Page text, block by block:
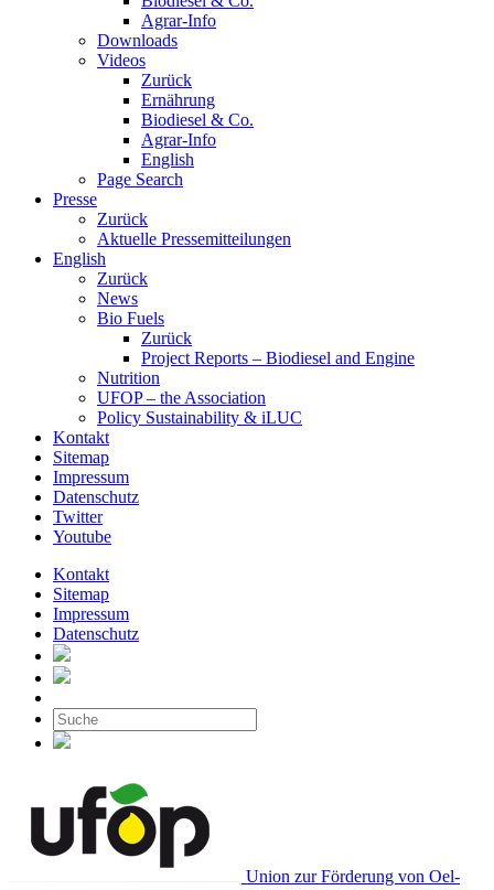
Agrar-Info
Downloads
Videos
Zurück
Ernährung
Biodiesel & Co.
Agrar-Info
English
Page Search
Presse
Zurück
Aktuelle Pressemitteilungen
English
Zurück
News
Bio Fuels
Zurück
Project Reports – Biodiesel and Engine
Nutrition
UFOP – the Association
Policy Sustainability & iLUC
Kontakt
Sitemap
Impressum
Datenschutz
Twitter
Youtube
Kontakt
Sitemap
Impressum
Datenschutz
Union zur Förderung von Oel-